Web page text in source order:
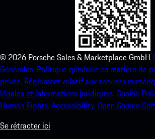
© 2026 Porsche Sales & Marketplace GmbH
Générales. Politique générale en matière de
privée. Règlement relatif aux services
légales et informations juridiques.Cookie
Human Rights.Accessibility.Open Source
Se rétracter ici